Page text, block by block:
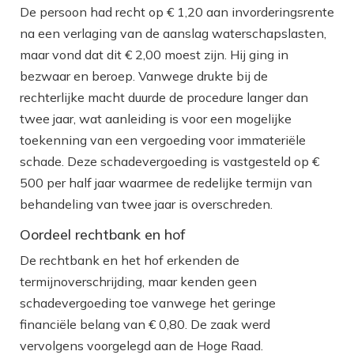
De persoon had recht op € 1,20 aan invorderingsrente
na een verlaging van de aanslag waterschapslasten,
maar vond dat dit € 2,00 moest zijn. Hij ging in
bezwaar en beroep. Vanwege drukte bij de
rechterlijke macht duurde de procedure langer dan
twee jaar, wat aanleiding is voor een mogelijke
toekenning van een vergoeding voor immateriële
schade. Deze schadevergoeding is vastgesteld op €
500 per half jaar waarmee de redelijke termijn van
behandeling van twee jaar is overschreden.
Oordeel rechtbank en hof
De rechtbank en het hof erkenden de
termijnoverschrijding, maar kenden geen
schadevergoeding toe vanwege het geringe
financiële belang van € 0,80. De zaak werd
vervolgens voorgelegd aan de Hoge Raad.